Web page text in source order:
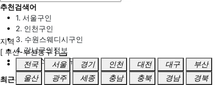
추천검색어
1. 서울구인
2. 인천구인
3. 수원스웨디시구인
4. 강남구인정보
5. 동탄스웨디시구인
최근검색어
지역
[ 부산-부산동구 ]
전국
서울 경기 인천 대전 대구
부산
울산
광주 세종 충남 충북 경남
경북